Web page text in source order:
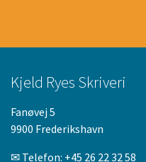
Kjeld Ryes Skriveri
Fanøvej 5
9900 Frederikshavn
✉ Telefon: +45 26 22 32 58